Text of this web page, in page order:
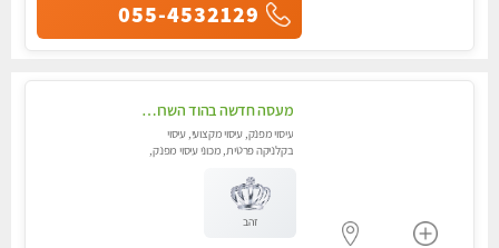
055-4532129
מעסה חדשה בהוד השרון-מוזמן לחוויה בלתי נשכחת!!!עיסוי מפנק ביותר במקום פרטי לחלוטין!!
עיסוי מפנק, עיסוי מקצועי, עיסוי
בקלניקה פרטית, מכוני עיסוי מפנק,
זהב